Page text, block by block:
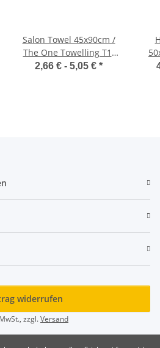
Salon Towel 45x90cm /
The One Towelling T1-
S45
2,66 € - 5,05 € *
widerrufen
zzgl.Versand